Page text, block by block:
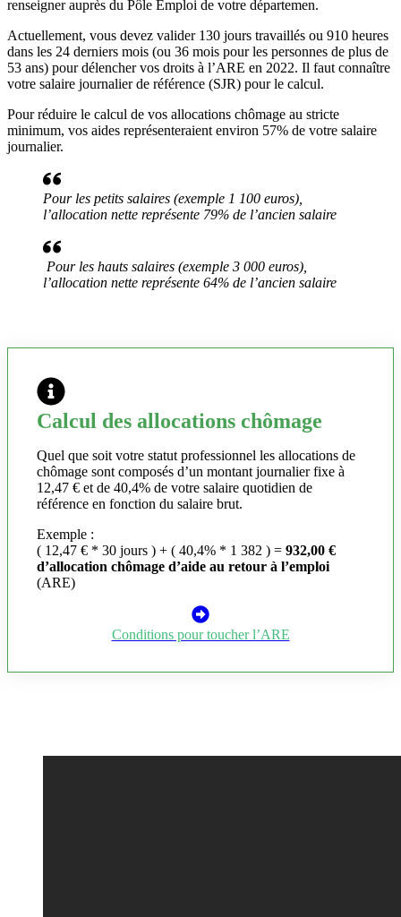
renseigner auprès du Pôle Emploi de votre départemen.
Actuellement, vous devez valider 130 jours travaillés ou 910 heures
dans les 24 derniers mois (ou 36 mois pour les personnes de plus de
53 ans) pour délencher vos droits à l’ARE en 2022. Il faut connaître
votre salaire journalier de référence (SJR) pour le calcul.
Pour réduire le calcul de vos allocations chômage au stricte
minimum, vos aides représenteraient environ 57% de votre salaire
journalier.
Pour les petits salaires (exemple 1 100 euros),
l’allocation nette représente 79% de l’ancien salaire
Pour les hauts salaires (exemple 3 000 euros),
l’allocation nette représente 64% de l’ancien salaire
Calcul des allocations chômage
Quel que soit votre statut professionnel les allocations de
chômage sont composés d’un montant journalier fixe à
12,47 € et de 40,4% de votre salaire quotidien de
référence en fonction du salaire brut.
Exemple :
( 12,47 € * 30 jours ) + ( 40,4% * 1 382 ) = 932,00 €
d’allocation chômage d’aide au retour à l’emploi
(ARE)
Conditions pour toucher l’ARE